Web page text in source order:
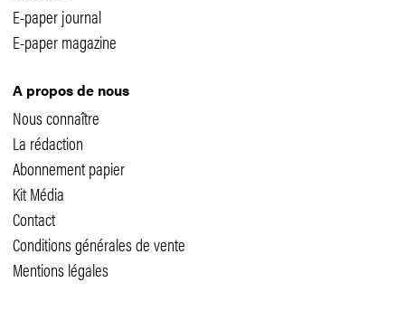
E-paper journal
E-paper magazine
A propos de nous
Nous connaître
La rédaction
Abonnement papier
Kit Média
Contact
Conditions générales de vente
Mentions légales